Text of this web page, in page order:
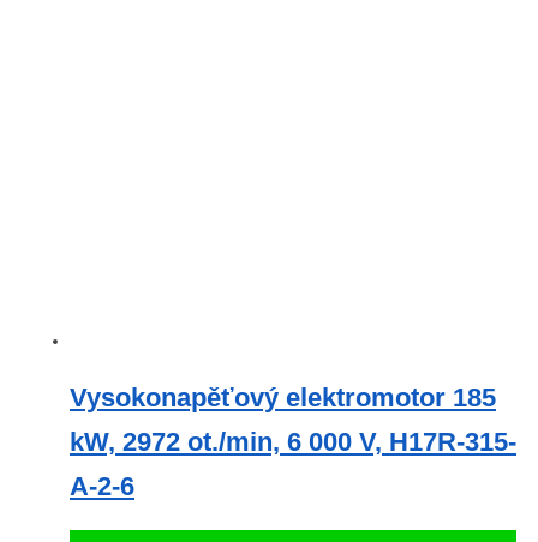
Vysokonapěťový elektromotor 185
kW, 2972 ​​ot./min, 6 000 V, H17R-315-
A-2-6